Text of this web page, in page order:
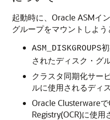
起動時に、Oracle ASMイ
グループをマウントしよう
ASM_DISKGROUPS
されたディスク・グ
クラスタ同期化サー
ルに使用されるディ
Oracle Clusterware
Registry(OCR)に使